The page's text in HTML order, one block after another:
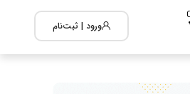
ورود | ثبت‌نام